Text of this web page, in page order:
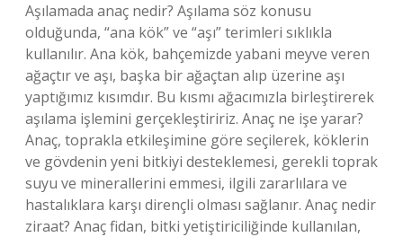
Aşılamada anaç nedir? Aşılama söz konusu
olduğunda, “ana kök” ve “aşı” terimleri sıklıkla
kullanılır. Ana kök, bahçemizde yabani meyve veren
ağaçtır ve aşı, başka bir ağaçtan alıp üzerine aşı
yaptığımız kısımdır. Bu kısmı ağacımızla birleştirerek
aşılama işlemini gerçekleştiririz. Anaç ne işe yarar?
Anaç, toprakla etkileşimine göre seçilerek, köklerin
ve gövdenin yeni bitkiyi desteklemesi, gerekli toprak
suyu ve minerallerini emmesi, ilgili zararlılara ve
hastalıklara karşı dirençli olması sağlanır. Anaç nedir
ziraat? Anaç fidan, bitki yetiştiriciliğinde kullanılan,